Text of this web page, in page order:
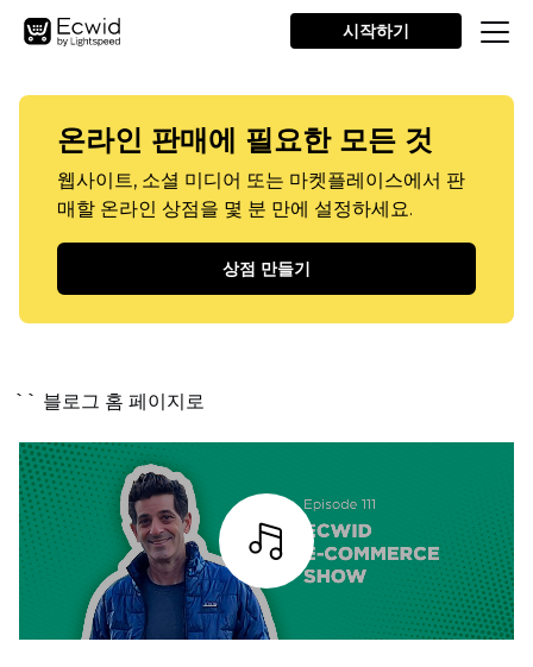
시작하기
온라인 판매에 필요한 모든 것
웹사이트, 소셜 미디어 또는 마켓플레이스에서 판
매할 온라인 상점을 몇 분 만에 설정하세요.
상점 만들기
`` 블로그 홈 페이지로
조각